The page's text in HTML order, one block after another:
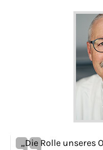
„Die Rolle unseres